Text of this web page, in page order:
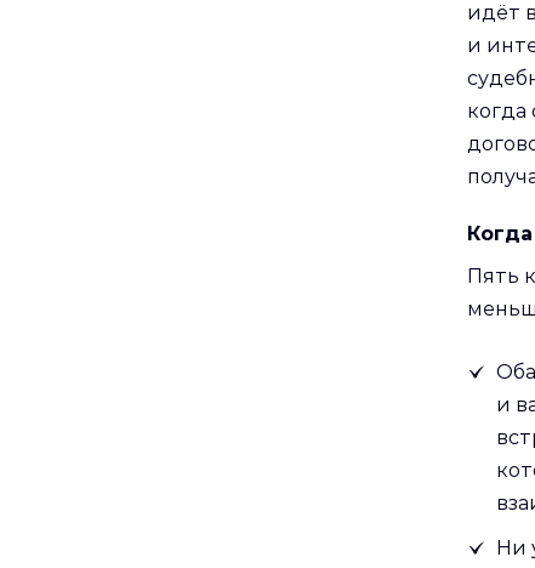
идёт в
и
Пять
и
Ни